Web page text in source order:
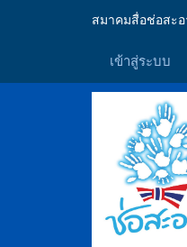
สมาคมสื่อช่อสะอ
เข้าสู่ระบบ